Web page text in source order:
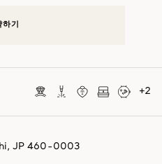
기
+2
JP 460-0003